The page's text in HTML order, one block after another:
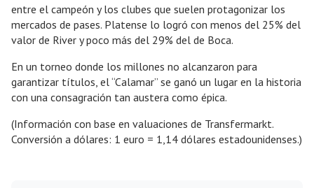
entre el campeón y los clubes que suelen protagonizar los
mercados de pases. Platense lo logró con menos del 25% del
valor de River y poco más del 29% del de Boca.
En un torneo donde los millones no alcanzaron para
garantizar títulos, el “Calamar” se ganó un lugar en la historia
con una consagración tan austera como épica.
(Información con base en valuaciones de Transfermarkt.
Conversión a dólares: 1 euro = 1,14 dólares estadounidenses.)